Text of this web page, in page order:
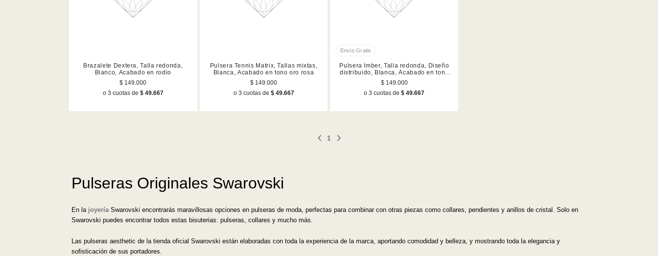
Brazalete Dextera, Talla redonda,
Blanco, Acabado en rodio
$ 149.000
o 3 cuotas de $ 49.667
Pulsera Tennis Matrix, Tallas mixtas,
Blanca, Acabado en tono oro rosa
$ 149.000
o 3 cuotas de $ 49.667
Pulsera Imber, Talla redonda, Diseño
distribuido, Blanca, Acabado en tono
oro
$ 149.000
o 3 cuotas de$ 49.667
1
Pulseras Originales Swarovski
En la joyeríaSwarovski encontrarás maravillosas opciones en pulseras de moda, perfectas para combinar con otras piezas como collares, pendientes y anillos de cristal. Solo en
Swarovski puedes encontrar todos estas bisuterias: pulseras, collares y mucho más.
Las pulseras aesthetic de la tienda oficial Swarovski están elaboradas con toda la experiencia de la marca, aportando comodidad y belleza, y mostrando toda la elegancia y
sofisticación de sus portadores.